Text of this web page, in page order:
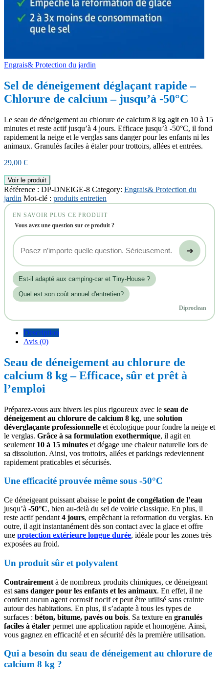
Engrais& Protection du jardin
Sel de déneigement déglaçant rapide –
Chlorure de calcium – jusqu’à -50°C
Le seau de déneigement au chlorure de calcium 8 kg agit en 10 à 15
minutes et reste actif jusqu’à 4 jours. Efficace jusqu’à -50°C, il fond
rapidement la neige et le verglas sans danger pour les enfants ni les
animaux. Granulés faciles à étaler pour trottoirs, allées et entrées.
29,00 €
Voir le produit
Référence : DP-DNEIGE-8 Category: Engrais& Protection du
jardin Mot-clé : produits entretien
EN SAVOIR PLUS CE PRODUIT
Vous avez une question sur ce produit ?
➜
Est‑il adapté aux camping-car et Tiny-House ?
Quel est son coût annuel d'entretien?
Diproclean
Description
Avis (0)
Seau de déneigement au chlorure de
calcium 8 kg – Efficace, sûr et prêt à
l’emploi
Préparez-vous aux hivers les plus rigoureux avec le seau de
déneigement au chlorure de calcium 8 kg, une solution
déverglaçante professionnelle et écologique pour fondre la neige et
le verglas. Grâce à sa formulation exothermique, il agit en
seulement 10 à 15 minutes et dégage une chaleur naturelle lors de
sa dissolution. Ainsi, vos trottoirs, allées et parkings redeviennent
rapidement praticables et sécurisés.
Une efficacité prouvée même sous -50°C
Ce déneigeant puissant abaisse le point de congélation de l’eau
jusqu’à -50°C, bien au-delà du sel de voirie classique. En plus, il
reste actif pendant 4 jours, empêchant la reformation du verglas. En
outre, il agit instantanément dès son contact avec la glace et offre
une protection extérieure longue durée, idéale pour les zones très
exposées au froid.
Un produit sûr et polyvalent
Contrairement à de nombreux produits chimiques, ce déneigeant
est sans danger pour les enfants et les animaux. En effet, il ne
contient aucun agent corrosif nocif et peut être utilisé sans crainte
autour des habitations. En plus, il s’adapte à tous les types de
surfaces : béton, bitume, pavés ou bois. Sa texture en granulés
faciles à étaler permet une application rapide et homogène. Ainsi,
vous gagnez en efficacité et en sécurité dès la première utilisation.
Qui a besoin du seau de déneigement au chlorure de
calcium 8 kg ?